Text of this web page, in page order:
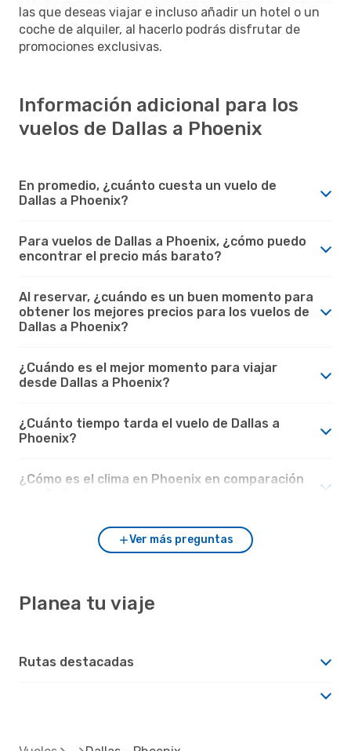
las que deseas viajar e incluso añadir un hotel o un
coche de alquiler, al hacerlo podrás disfrutar de
promociones exclusivas.
Información adicional para los
vuelos de Dallas a Phoenix
En promedio, ¿cuánto cuesta un vuelo de
Dallas a Phoenix?
Para vuelos de Dallas a Phoenix, ¿cómo puedo
encontrar el precio más barato?
Al reservar, ¿cuándo es un buen momento para
obtener los mejores precios para los vuelos de
Dallas a Phoenix?
¿Cuándo es el mejor momento para viajar
desde Dallas a Phoenix?
¿Cuánto tiempo tarda el vuelo de Dallas a
Phoenix?
¿Cómo es el clima en Phoenix en comparación
Ver más preguntas
Planea tu viaje
Rutas destacadas